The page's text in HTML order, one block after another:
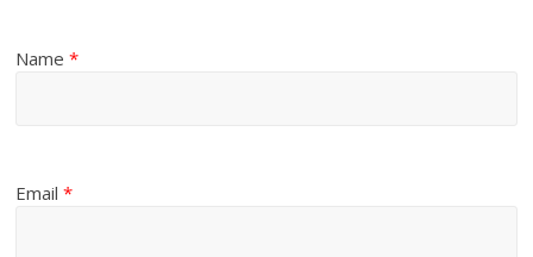
Name*
Email*